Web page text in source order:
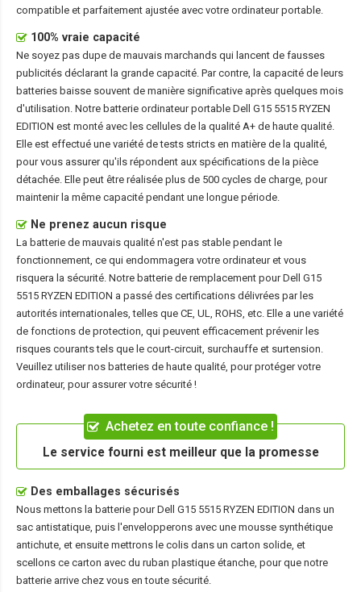
compatible et parfaitement ajustée avec votre ordinateur portable.
100% vraie capacité
Ne soyez pas dupe de mauvais marchands qui lancent de fausses
publicités déclarant la grande capacité. Par contre, la capacité de leurs
batteries baisse souvent de manière significative après quelques mois
d'utilisation. Notre batterie ordinateur portable Dell G15 5515 RYZEN
EDITION est monté avec les cellules de la qualité A+ de haute qualité.
Elle est effectué une variété de tests stricts en matière de la qualité,
pour vous assurer qu'ils répondent aux spécifications de la pièce
détachée. Elle peut être réalisée plus de 500 cycles de charge, pour
maintenir la même capacité pendant une longue période.
Ne prenez aucun risque
La batterie de mauvais qualité n'est pas stable pendant le
fonctionnement, ce qui endommagera votre ordinateur et vous
risquera la sécurité. Notre batterie de remplacement pour Dell G15
5515 RYZEN EDITION a passé des certifications délivrées par les
autorités internationales, telles que CE, UL, ROHS, etc. Elle a une variété
de fonctions de protection, qui peuvent efficacement prévenir les
risques courants tels que le court-circuit, surchauffe et surtension.
Veuillez utiliser nos batteries de haute qualité, pour protéger votre
ordinateur, pour assurer votre sécurité !
Achetez en toute confiance !
Le service fourni est meilleur que la promesse
Des emballages sécurisés
Nous mettons la batterie pour Dell G15 5515 RYZEN EDITION dans un
sac antistatique, puis l'envelopperons avec une mousse synthétique
antichute, et ensuite mettrons le colis dans un carton solide, et
scellons ce carton avec du ruban plastique étanche, pour que notre
batterie arrive chez vous en toute sécurité.